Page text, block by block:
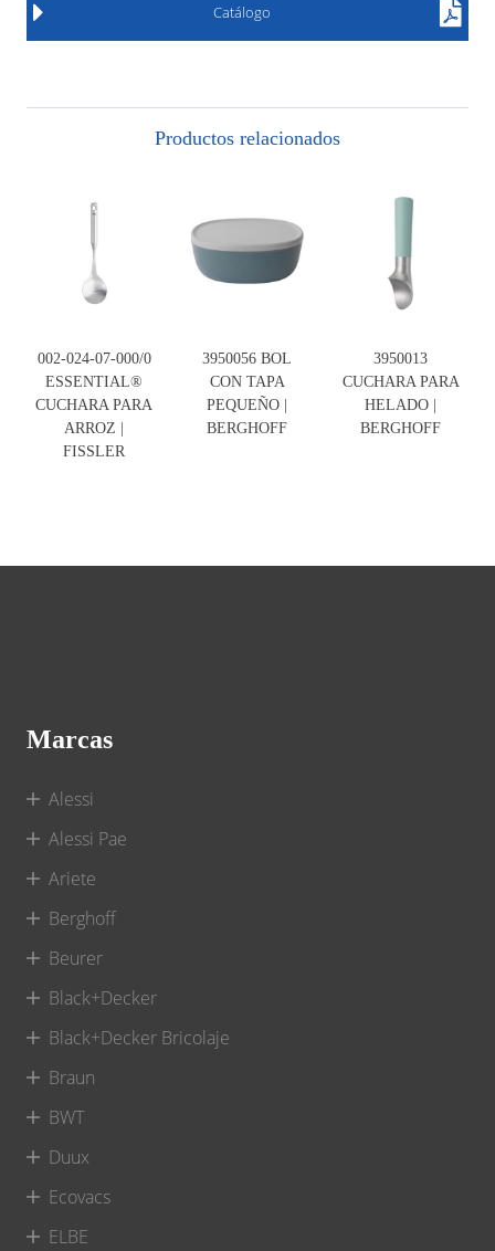
Catálogo
Productos relacionados
002-024-07-000/0
ESSENTIAL®
CUCHARA PARA
ARROZ |
FISSLER
3950056 BOL
CON TAPA
PEQUEÑO |
BERGHOFF
3950013
CUCHARA PARA
HELADO |
BERGHOFF
Marcas
Alessi
Alessi Pae
Ariete
Berghoff
Beurer
Black+Decker
Black+Decker Bricolaje
Braun
BWT
Duux
Ecovacs
ELBE